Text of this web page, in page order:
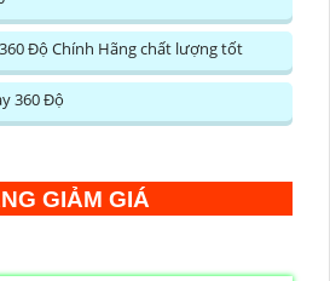
Độ Chính Hãng chất lượng tốt
360 Độ
GIẢM GIÁ